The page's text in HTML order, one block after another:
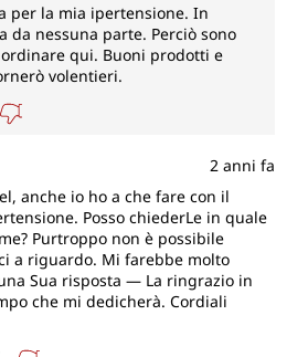
per la mia ipertensione. In
da nessuna parte. Perciò sono
qui. Buoni prodotti e
volentieri.
2 anni fa
anche io ho a che fare con il
Posso chiederLe in quale
Purtroppo non è possibile
a riguardo. Mi farebbe molto
Sua risposta — La ringrazio in
che mi dedicherà. Cordiali